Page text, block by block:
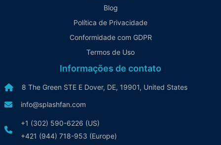
Blog
Política de Privacidade
Conformidade com GDPR
Termos de Uso
Informações de contato
8 The Green STE E Dover, DE, 19901, United States
info@splashfan.com
+1 (302) 590-6226 (US)
+421 (944) 718-953 (Europe)